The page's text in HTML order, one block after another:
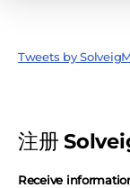
Tweets by
注册
Receive